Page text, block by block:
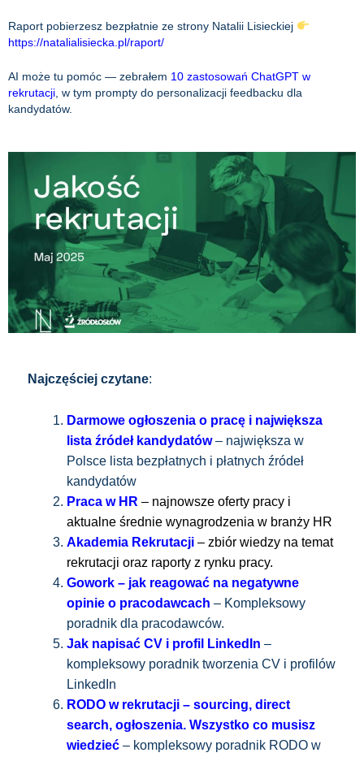
Raport pobierzesz bezpłatnie ze strony Natalii Lisieckiej
https://natalialisiecka.pl/raport/
AI może tu pomóc — zebrałem 10 zastosowań ChatGPT w
rekrutacji , w tym prompty do personalizacji feedbacku dla
kandydatów.
Najczęściej czytane:
Darmowe ogłoszenia o pracę i największa
lista źródeł kandydatów– największa w
Polsce lista bezpłatnych i płatnych źródeł
kandydatów
Praca w HR – najnowsze oferty pracy i
aktualne średnie wynagrodzenia w branży HR
Akademia Rekrutacji – zbiór wiedzy na temat
rekrutacji oraz raporty z rynku pracy.
Gowork – jak reagować na negatywne
opinie o pracodawcach – Kompleksowy
poradnik dla pracodawców.
Jak napisać CV i profil LinkedIn –
kompleksowy poradnik tworzenia CV i profilów
LinkedIn
RODO w rekrutacji – sourcing, direct
search, ogłoszenia. Wszystko co musisz
wiedzieć – kompleksowy poradnik RODO w